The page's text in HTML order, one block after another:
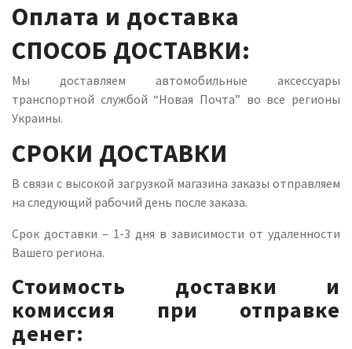
Оплата и доставка
СПОСОБ ДОСТАВКИ:
Мы доставляем автомобильные аксессуары
транспортной службой “Новая Почта” во все регионы
Украины.
СРОКИ ДОСТАВКИ
В связи с высокой загрузкой магазина заказы отправляем
на следующий рабочий день после заказа.
Срок доставки – 1-3 дня в зависимости от удаленности
Вашего региона.
Стоимость доставки и
комиссия при отправке
денег: